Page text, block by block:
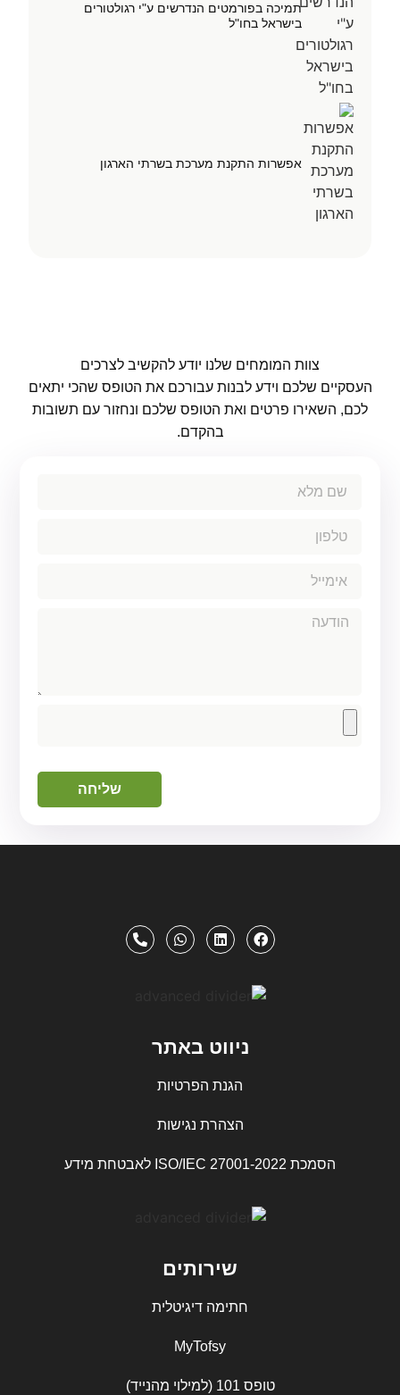
תמיכה בפורמטים הנדרשים ע"י רגולטורים
בישראל בחו"ל
אפשרות התקנת מערכת בשרתי הארגון
צוות המומחים שלנו יודע להקשיב לצרכים
העסקיים שלכם וידע לבנות עבורכם את הטופס שהכי יתאים
לכם, השאירו פרטים ואת הטופס שלכם ונחזור עם תשובות
בהקדם.
שליחה
ניווט באתר
הגנת הפרטיות
הצהרת נגישות
הסמכת ISO/IEC 27001-2022 לאבטחת מידע
שירותים
חתימה דיגיטלית
MyTofsy
טופס 101 (למילוי מהנייד)